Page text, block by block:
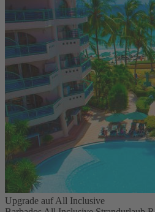
Upgrade auf All Inclusive